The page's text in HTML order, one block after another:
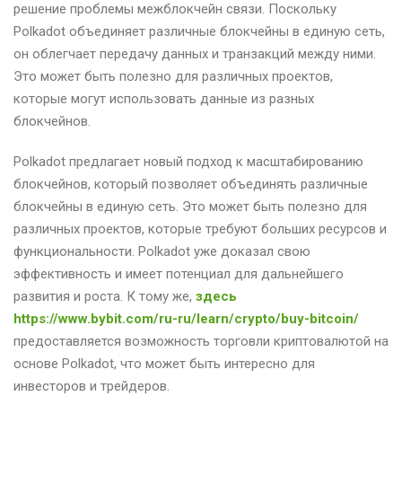
решение проблемы межблокчейн связи. Поскольку
Polkadot объединяет различные блокчейны в единую сеть,
он облегчает передачу данных и транзакций между ними.
Это может быть полезно для различных проектов,
которые могут использовать данные из разных
блокчейнов.
Polkadot предлагает новый подход к масштабированию
блокчейнов, который позволяет объединять различные
блокчейны в единую сеть. Это может быть полезно для
различных проектов, которые требуют больших ресурсов и
функциональности. Polkadot уже доказал свою
эффективность и имеет потенциал для дальнейшего
развития и роста. К тому же, здесь
https://www.bybit.com/ru-ru/learn/crypto/buy-bitcoin/
предоставляется возможность торговли криптовалютой на
основе Polkadot, что может быть интересно для
инвесторов и трейдеров.